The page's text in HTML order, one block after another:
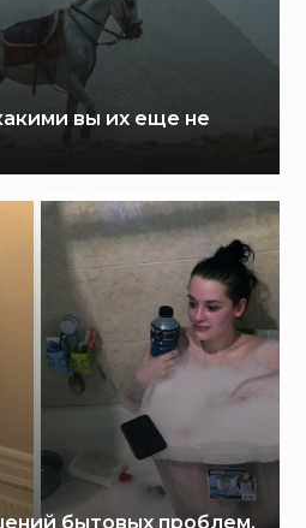
вы их еще не
бытовых проблем,